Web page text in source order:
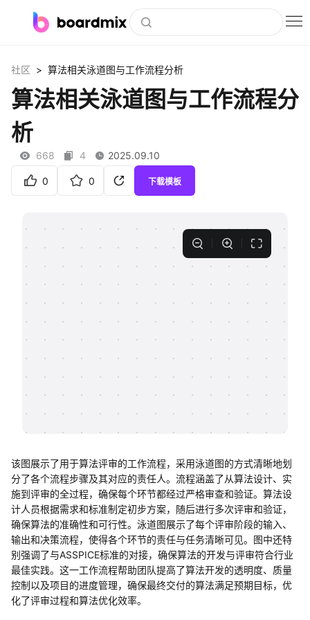
社区资源
企业服务
知识分享社区
社区 > 算法相关泳道图与工作流程分析
算法相关泳道图与工作流程分
析
668 4 2025.09.10
0 0 下载模板
该图展示了用于算法评审的工作流程，采用泳道图的方式清晰地划
分了各个流程步骤及其对应的责任人。流程涵盖了从算法设计、实
施到评审的全过程，确保每个环节都经过严格审查和验证。算法设
计人员根据需求和标准制定初步方案，随后进行多次评审和验证，
确保算法的准确性和可行性。泳道图展示了每个评审阶段的输入、
输出和决策流程，使得各个环节的责任与任务清晰可见。图中还特
别强调了与ASSPICE标准的对接，确保算法的开发与评审符合行业
最佳实践。这一工作流程帮助团队提高了算法开发的透明度、质量
控制以及项目的进度管理，确保最终交付的算法满足预期目标，优
化了评审过程和算法优化效率。